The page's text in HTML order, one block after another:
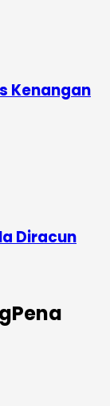
Kenangan
Diracun